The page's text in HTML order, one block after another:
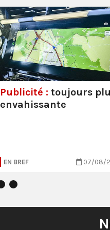
Publicité : toujours
envahissante
EN BREF 07/08/